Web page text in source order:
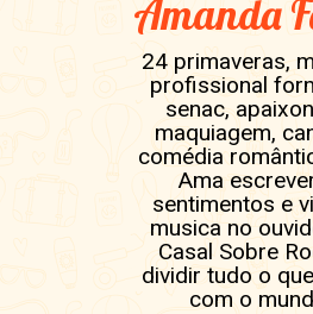
Amanda
24 primaveras,
profissional
senac,
maquiagem,
comédia
Ama
sentimentos e
musica no
Casal Sobre
dividir tudo o
com o